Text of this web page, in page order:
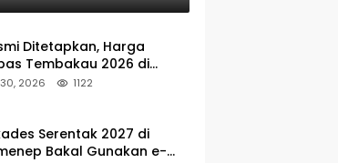
Ditetapkan, Harga
Tembakau 2026 di
Alami Kenaikan
2026 1122
Serentak 2027 di
Bakal Gunakan e-